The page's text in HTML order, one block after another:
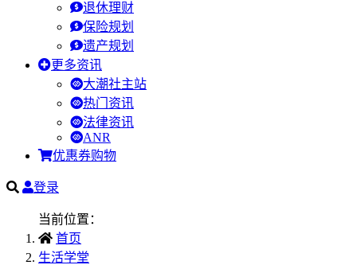
退休理财
保险规划
遗产规划
更多资讯
大潮社主站
热门资讯
法律资讯
ANR
优惠券购物
登录
当前位置：
首页
生活学堂